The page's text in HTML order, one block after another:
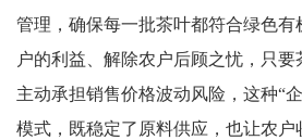
管理，确保每一批茶叶都符合绿色有
户的利益、解除农户后顾之忧，只
主动承担销售价格波动风险，这种“
模式，既稳定了原料供应，也让农户